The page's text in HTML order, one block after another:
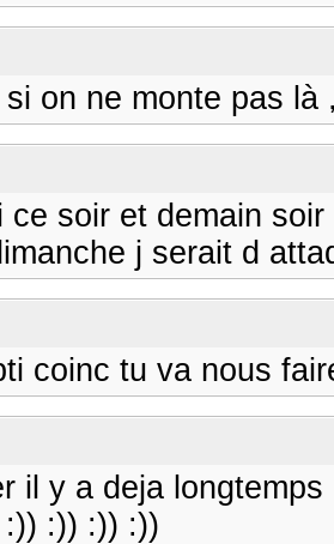
on ne monte pas
ce soir et demain
j serait d
coinc tu va nous
il y a deja
:)) :)) :))